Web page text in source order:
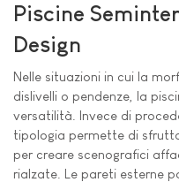
Piscine
Design
Nelle situazioni in cui la
dislivelli o pendenze, la
versatilità. Invece di
tipologia permette di
per creare scenografici
rialzate. Le pareti esterne